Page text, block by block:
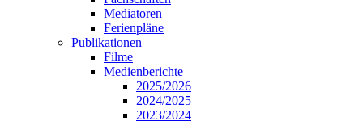
Mediatoren
Ferienpläne
Publikationen
Filme
Medienberichte
2025/2026
2024/2025
2023/2024